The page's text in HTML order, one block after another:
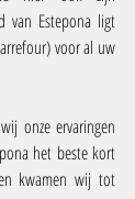
van Estepona ligt
voor al uw
onze ervaringen
het beste kort
kwamen wij tot